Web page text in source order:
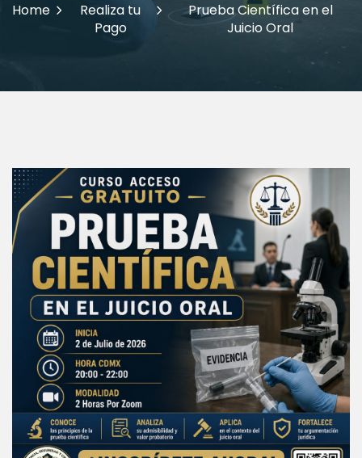
Home
Realiza tu
Pago
Prueba Científica en el
Juicio Oral